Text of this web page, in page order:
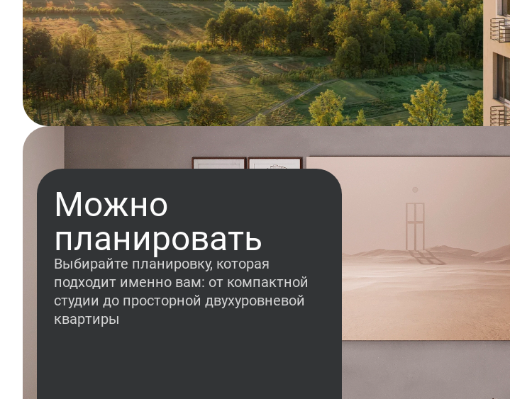
Можно
планировать
Выбирайте планировку, которая
подходит именно вам: от компактной
студии до просторной двухуровневой
квартиры